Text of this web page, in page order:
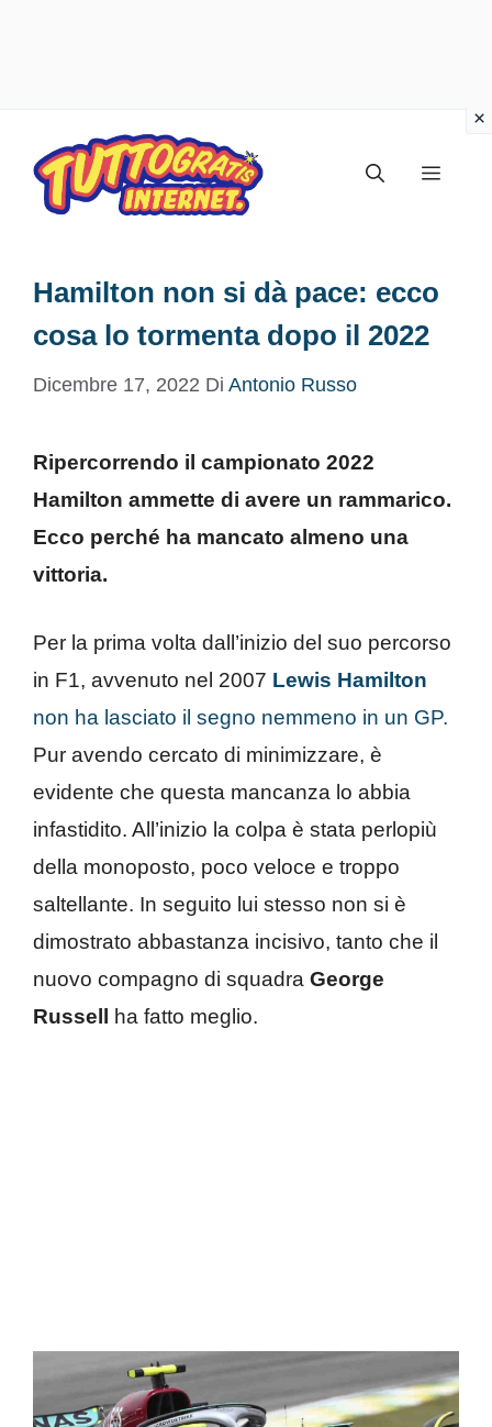
contenuto
Menu
Hamilton non si dà pace: ecco
cosa lo tormenta dopo il 2022
Dicembre 17, 2022 Di Antonio Russo
Ripercorrendo il campionato 2022
Hamilton ammette di avere un rammarico.
Ecco perché ha mancato almeno una
vittoria.
Per la prima volta dall’inizio del suo percorso
in F1, avvenuto nel 2007 Lewis Hamilton
non ha lasciato il segno nemmeno in un GP.
Pur avendo cercato di minimizzare, è
evidente che questa mancanza lo abbia
infastidito. All’inizio la colpa è stata perlopiù
della monoposto, poco veloce e troppo
saltellante. In seguito lui stesso non si è
dimostrato abbastanza incisivo, tanto che il
nuovo compagno di squadra George
Russell
ha fatto meglio.